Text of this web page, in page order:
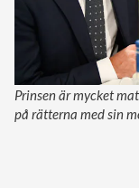
Prinsen är mycket
på rätterna med sin